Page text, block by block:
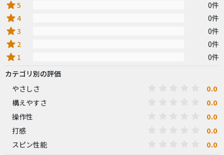
star5 0件
star4 0件
star3 0件
star 2 0件
star 1
0件
カテゴリ別の評価
やさしさ
0.0
構えやすさ 0.0
操作性 0.0
打感 0.0
スピン性能 0.0